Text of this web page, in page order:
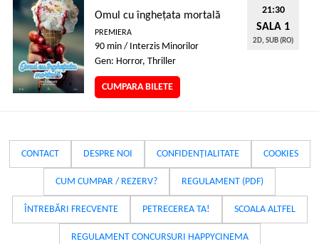
Omul cu înghețata mortală
PREMIERA
90 min / Interzis Minorilor
Gen: Horror, Thriller
CUMPARA BILETE
21:30
SALA 1
2D, SUB (RO)
CONTACT DESPRE NOI CONFIDENȚIALITATE COOKIES
CUM CUMPAR / REZERV? REGULAMENT (PDF)
ÎNTREBĂRI FRECVENTE PETRECEREA TA! SCOALA ALTFEL
REGULAMENT CONCURSURI HAPPYCINEMA